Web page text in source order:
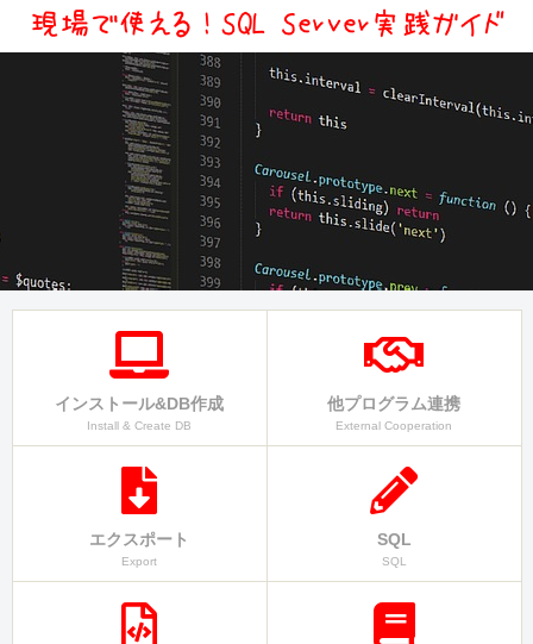
インストール&DB作成
Install & Create DB
他プログラム連携
External Cooperation
エクスポート
Export
SQL
SQL